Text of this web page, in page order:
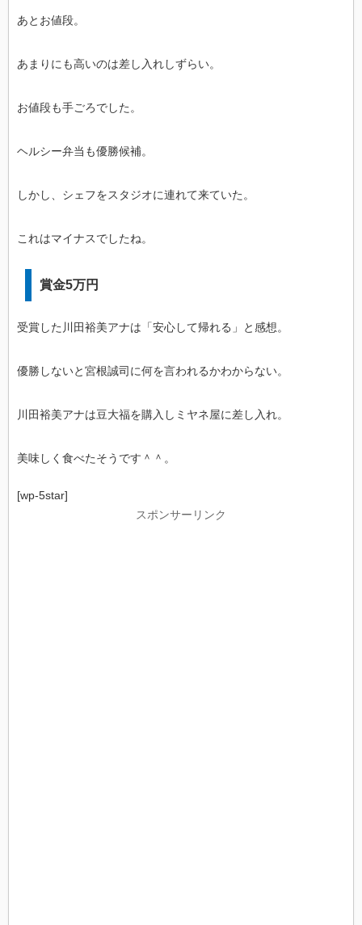
あとお値段。
あまりにも高いのは差し入れしずらい。
お値段も手ごろでした。
ヘルシー弁当も優勝候補。
しかし、シェフをスタジオに連れて来ていた。
これはマイナスでしたね。
賞金5万円
受賞した川田裕美アナは「安心して帰れる」と感想。
優勝しないと宮根誠司に何を言われるかわからない。
川田裕美アナは豆大福を購入しミヤネ屋に差し入れ。
美味しく食べたそうです＾＾。
[wp-5star]
スポンサーリンク